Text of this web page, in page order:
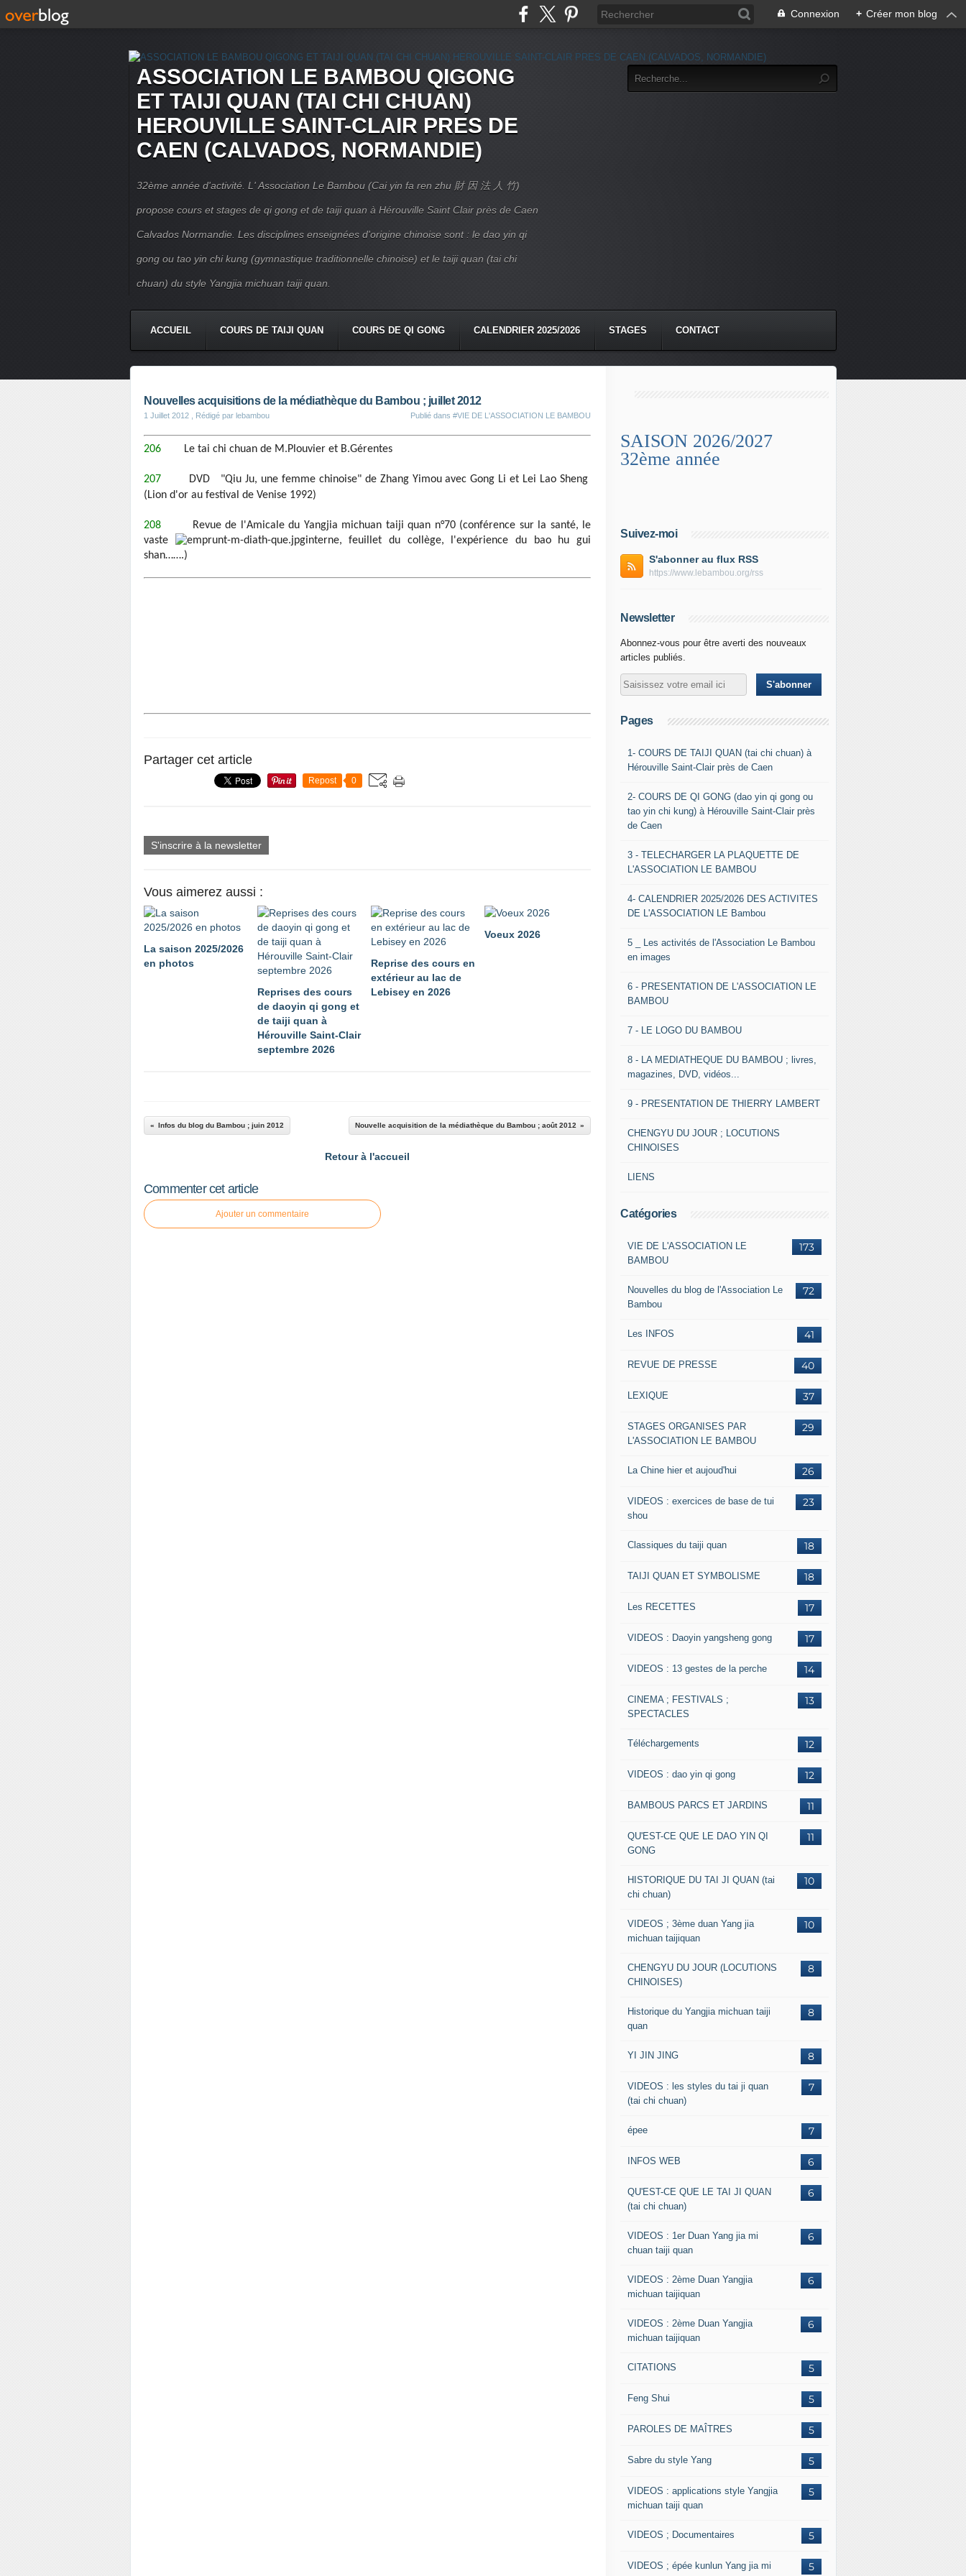
Connexion + Créer mon blog
ASSOCIATION LE BAMBOU QIGONG
ET TAIJI QUAN (TAI CHI CHUAN)
HEROUVILLE SAINT-CLAIR PRES DE
CAEN (CALVADOS, NORMANDIE)
32ème année d'activité. L' Association Le Bambou (Cai yin fa ren zhu 財 因 法 人 竹)
propose cours et stages de qi gong et de taiji quan à Hérouville Saint Clair près de Caen
Calvados Normandie. Les disciplines enseignées d'origine chinoise sont : le dao yin qi
gong ou tao yin chi kung (gymnastique traditionnelle chinoise) et le taiji quan (tai chi
chuan) du style Yangjia michuan taiji quan.
ACCUEIL COURS DE TAIJI QUAN COURS DE QI GONG CALENDRIER 2025/2026 STAGES CONTACT
Nouvelles acquisitions de la médiathèque du Bambou ; juillet 2012
1 Juillet 2012 , Rédigé par lebambou Publié dans #VIE DE L'ASSOCIATION LE BAMBOU
206 Le tai chi chuan de M.Plouvier et B.Gérentes
207
DVD "Qiu Ju, une femme chinoise" de Zhang Yimou avec Gong Li et Lei Lao Sheng
(Lion d'or au festival de Venise 1992)
208
Revue de l'Amicale du Yangjia michuan taiji quan n°70 (conférence sur la santé, le
vaste
interne, feuillet du collège, l'expérience du bao hu gui
shan…….)
Partager cet article
Repost 0
S'inscrire à la newsletter
Vous aimerez aussi :
La saison 2025/2026
en photos
Reprises des cours
de daoyin qi gong et
de taiji quan à
Hérouville Saint-Clair
septembre 2026
Reprise des cours en
extérieur au lac de
Lebisey en 2026
Voeux 2026
Infos du blog du Bambou ; juin 2012 Nouvelle acquisition de la médiathèque du Bambou ; août 2012
Retour à l'accueil
Commenter cet article
Ajouter un commentaire
SAISON 2026/2027
32ème année
Suivez-moi
S'abonner au flux RSS
https://www.lebambou.org/rss
Newsletter
Abonnez-vous pour être averti des nouveaux
articles publiés.
Pages
1- COURS DE TAIJI QUAN (tai chi chuan) à
Hérouville Saint-Clair près de Caen
2- COURS DE QI GONG (dao yin qi gong ou
tao yin chi kung) à Hérouville Saint-Clair près
de Caen
3 - TELECHARGER LA PLAQUETTE DE
L'ASSOCIATION LE BAMBOU
4- CALENDRIER 2025/2026 DES ACTIVITES
DE L'ASSOCIATION LE Bambou
5 _ Les activités de l'Association Le Bambou
en images
6 - PRESENTATION DE L'ASSOCIATION LE
BAMBOU
7 - LE LOGO DU BAMBOU
8 - LA MEDIATHEQUE DU BAMBOU ; livres,
magazines, DVD, vidéos...
9 - PRESENTATION DE THIERRY LAMBERT
CHENGYU DU JOUR ; LOCUTIONS
CHINOISES
LIENS
Catégories
173
VIE DE L'ASSOCIATION LE
BAMBOU
72
Nouvelles du blog de l'Association Le
Bambou
41
Les INFOS
40
REVUE DE PRESSE
37
LEXIQUE
29
STAGES ORGANISES PAR
L'ASSOCIATION LE BAMBOU
26
La Chine hier et aujoud'hui
23
VIDEOS : exercices de base de tui
shou
18
Classiques du taiji quan
18
TAIJI QUAN ET SYMBOLISME
17
Les RECETTES
17
VIDEOS : Daoyin yangsheng gong
14
VIDEOS : 13 gestes de la perche
13
CINEMA ; FESTIVALS ;
SPECTACLES
12
Téléchargements
12
VIDEOS : dao yin qi gong
11
BAMBOUS PARCS ET JARDINS
11
QU'EST-CE QUE LE DAO YIN QI
GONG
10
HISTORIQUE DU TAI JI QUAN (tai
chi chuan)
10
VIDEOS ; 3ème duan Yang jia
michuan taijiquan
8
CHENGYU DU JOUR (LOCUTIONS
CHINOISES)
8
Historique du Yangjia michuan taiji
quan
8
YI JIN JING
7
VIDEOS : les styles du tai ji quan
(tai chi chuan)
7
épee
6
INFOS WEB
6
QU'EST-CE QUE LE TAI JI QUAN
(tai chi chuan)
6
VIDEOS : 1er Duan Yang jia mi
chuan taiji quan
6
VIDEOS : 2ème Duan Yangjia
michuan taijiquan
6
VIDEOS : 2ème Duan Yangjia
michuan taijiquan
5
CITATIONS
5
Feng Shui
5
PAROLES DE MAÎTRES
5
Sabre du style Yang
5
VIDEOS : applications style Yangjia
michuan taiji quan
5
VIDEOS ; Documentaires
5
VIDEOS ; épée kunlun Yang jia mi